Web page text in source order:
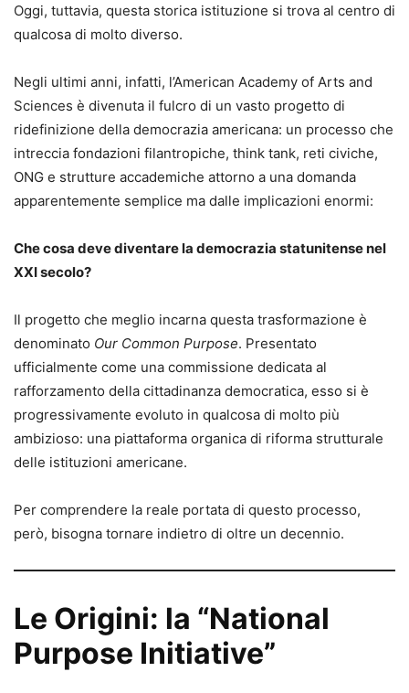
Oggi, tuttavia, questa storica istituzione si trova al centro di
qualcosa di molto diverso.
Negli ultimi anni, infatti, l’American Academy of Arts and
Sciences è divenuta il fulcro di un vasto progetto di
ridefinizione della democrazia americana: un processo che
intreccia fondazioni filantropiche, think tank, reti civiche,
ONG e strutture accademiche attorno a una domanda
apparentemente semplice ma dalle implicazioni enormi:
Che cosa deve diventare la democrazia statunitense nel
XXI secolo?
Il progetto che meglio incarna questa trasformazione è
denominato Our Common Purpose. Presentato
ufficialmente come una commissione dedicata al
rafforzamento della cittadinanza democratica, esso si è
progressivamente evoluto in qualcosa di molto più
ambizioso: una piattaforma organica di riforma strutturale
delle istituzioni americane.
Per comprendere la reale portata di questo processo,
però, bisogna tornare indietro di oltre un decennio.
Le Origini: la “National
Purpose Initiative”